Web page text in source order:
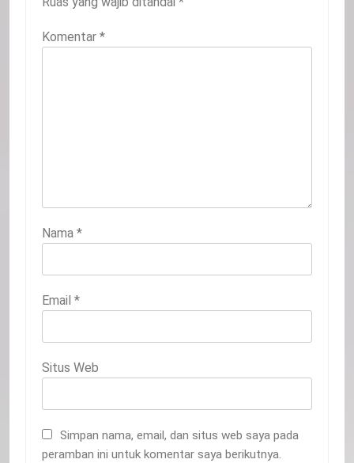
Komentar *
Nama *
Email *
Situs Web
Simpan nama, email, dan situs web saya pada
peramban ini untuk komentar saya berikutnya.